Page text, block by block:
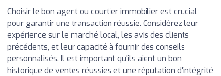
Choisir le bon agent ou courtier immobilier est crucial
pour garantir une transaction réussie. Considérez leur
expérience sur le marché local, les avis des clients
précédents, et leur capacité à fournir des conseils
personnalisés. Il est important qu'ils aient un bon
historique de ventes réussies et une réputation d'intégrité